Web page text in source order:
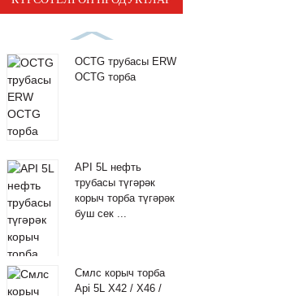
OCTG трубасы ERW
OCTG торба
API 5L нефть
трубасы түгәрәк
корыч торба түгәрәк
буш сек ...
Смлс корыч торба
Api 5L X42 / X46 /